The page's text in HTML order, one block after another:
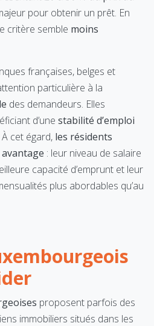
pour obtenir un prêt. En
critère semble moins
françaises, belges et
particulière à la
des demandeurs. Elles
d’une stabilité d’emploi
À cet égard, les résidents
: leur niveau de salaire
capacité d’emprunt et leur
plus abordables qu’au
proposent parfois des
immobiliers situés dans les